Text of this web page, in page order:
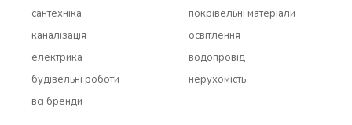
сантехніка
каналізація
електрика
будівельні роботи
всi бренди
покрівельні матеріали
освітлення
водопровід
нерухомість